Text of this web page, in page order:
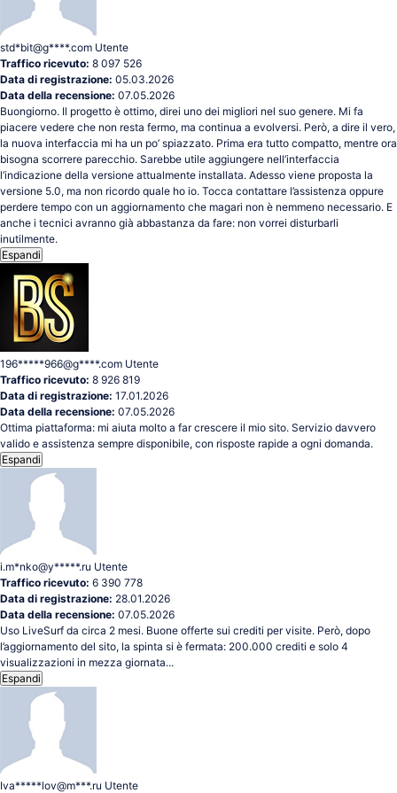
std*bit@g****.com Utente
Traffico ricevuto: 8 097 526
Data di registrazione: 05.03.2026
Data della recensione: 07.05.2026
Buongiorno. Il progetto è ottimo, direi uno dei migliori nel suo genere. Mi fa
piacere vedere che non resta fermo, ma continua a evolversi. Però, a dire il vero,
la nuova interfaccia mi ha un po’ spiazzato. Prima era tutto compatto, mentre ora
bisogna scorrere parecchio. Sarebbe utile aggiungere nell’interfaccia
l’indicazione della versione attualmente installata. Adesso viene proposta la
versione 5.0, ma non ricordo quale ho io. Tocca contattare l’assistenza oppure
perdere tempo con un aggiornamento che magari non è nemmeno necessario. E
anche i tecnici avranno già abbastanza da fare: non vorrei disturbarli
inutilmente.
Espandi
196*****966@g****.com Utente
Traffico ricevuto: 8 926 819
Data di registrazione: 17.01.2026
Data della recensione: 07.05.2026
Ottima piattaforma: mi aiuta molto a far crescere il mio sito. Servizio davvero
valido e assistenza sempre disponibile, con risposte rapide a ogni domanda.
Espandi
i.m*nko@y*****.ru Utente
Traffico ricevuto: 6 390 778
Data di registrazione: 28.01.2026
Data della recensione: 07.05.2026
Uso LiveSurf da circa 2 mesi. Buone offerte sui crediti per visite. Però, dopo
l’aggiornamento del sito, la spinta si è fermata: 200.000 crediti e solo 4
visualizzazioni in mezza giornata...
Espandi
Iva*****lov@m***.ru Utente